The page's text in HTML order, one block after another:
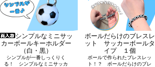
シンプルなミニサッ
カーボールキーホルダー
（白・黒）
シンプルが一番しっくりく
る！ シンプルなミニサッカ
ボールだらけのブレスレ
ット サッカーボールタ
イプ １個
ボールで作られたブレスレッ
ト！？ ボールだらけのブレ